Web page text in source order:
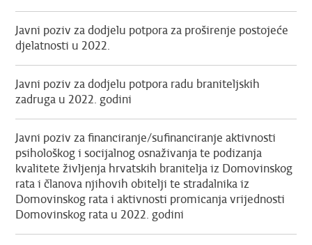
Javni poziv za dodjelu potpora za proširenje postojeće
djelatnosti u 2022.
Javni poziv za dodjelu potpora radu braniteljskih
zadruga u 2022. godini
Javni poziv za financiranje/sufinanciranje aktivnosti
psihološkog i socijalnog osnaživanja te podizanja
kvalitete življenja hrvatskih branitelja iz Domovinskog
rata i članova njihovih obitelji te stradalnika iz
Domovinskog rata i aktivnosti promicanja vrijednosti
Domovinskog rata u 2022. godini